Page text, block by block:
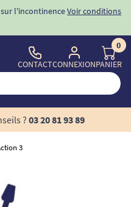
sur l'incontinenceVoir conditions
CONTACTCONNEXION
0
PANIER
? 03 20 81 93 89
3